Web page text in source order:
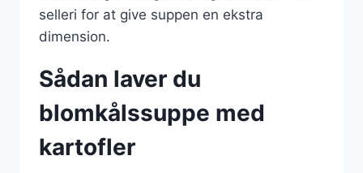
selleri for at give suppen en ekstra
dimension.
Sådan laver du
blomkålssuppe med
kartofler